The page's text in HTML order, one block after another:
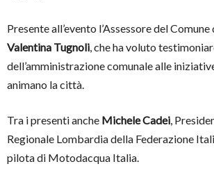
Presente all’evento l’Assessore del Comune
Valentina Tugnoli, che ha voluto
dell’amministrazione comunale alle
animano la città.
Tra i presenti anche Michele Cadei,
Regionale Lombardia della Federazione
pilota di Motodacqua Italia.